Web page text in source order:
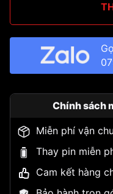
Chính sách
Miễn phí vận
Thay pin miễn
Cam kết hàng